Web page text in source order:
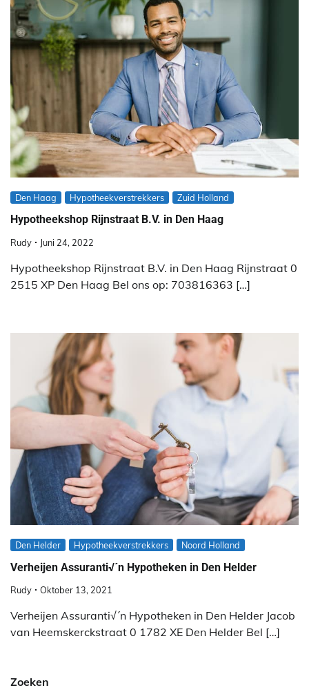
Den Haag Hypotheekverstrekkers Zuid Holland
Hypotheekshop Rijnstraat B.V. in Den Haag
Rudy Juni 24, 2022
Hypotheekshop Rijnstraat B.V. in Den Haag Rijnstraat 0
2515 XP Den Haag Bel ons op: 703816363 […]
Den Helder Hypotheekverstrekkers Noord Holland
Verheijen Assuranti√´n Hypotheken in Den Helder
Rudy Oktober 13, 2021
Verheijen Assuranti√´n Hypotheken in Den Helder Jacob
van Heemskerckstraat 0 1782 XE Den Helder Bel […]
Zoeken